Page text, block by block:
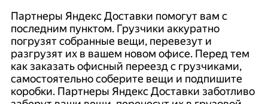
Партнеры Яндекс Доставки помогут вам с
последним пунктом. Грузчики аккуратно
погрузят собранные вещи, перевезут и
разгрузят их в вашем новом офисе. Перед тем
как заказать офисный переезд с грузчиками,
самостоятельно соберите вещи и подпишите
коробки. Партнеры Яндекс Доставки заботливо